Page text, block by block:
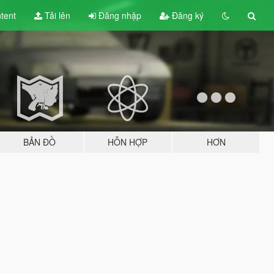
Tải lên Đăng nhập Đăng ký
BẢN ĐỒ HỖN HỢP HƠN